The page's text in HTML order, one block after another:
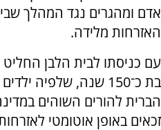
אדם ומהגרים נגד המהלך
האזרחות מלידה.
עם כניסתו לבית הלבן
בת כ־150 שנה, שלפיה
הברית להורים השוהים